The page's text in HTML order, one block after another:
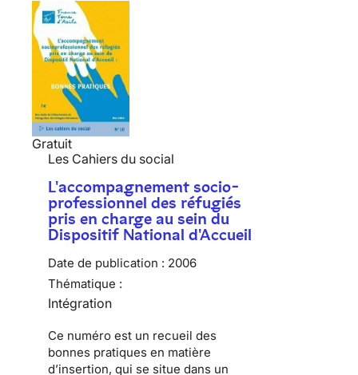
Gratuit
Les Cahiers du social
L'accompagnement socio-
professionnel des réfugiés
pris en charge au sein du
Dispositif National d'Accueil
Date de publication : 2006
Thématique :
Intégration
Ce numéro est un recueil des
bonnes pratiques en matière
d’insertion, qui se situe dans un